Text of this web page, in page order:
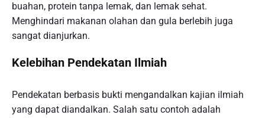
buahan, protein tanpa lemak, dan lemak sehat.
Menghindari makanan olahan dan gula berlebih juga
sangat dianjurkan.
Kelebihan Pendekatan Ilmiah
Pendekatan berbasis bukti mengandalkan kajian ilmiah
yang dapat diandalkan. Salah satu contoh adalah